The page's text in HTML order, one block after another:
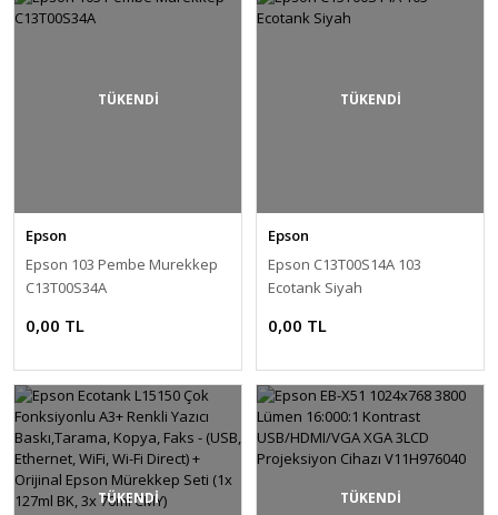
TÜKENDİ
Epson
Epson 103 Pembe Murekkep
C13T00S34A
0,00 TL
TÜKENDİ
Epson
Epson C13T00S14A 103
Ecotank Siyah
0,00 TL
TÜKENDİ TÜKENDİ